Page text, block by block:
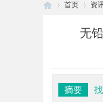
首页 资
无
摘要